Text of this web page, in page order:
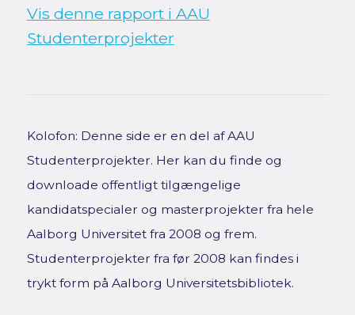
Vis denne rapport i AAU
Studenterprojekter
Kolofon: Denne side er en del af AAU
Studenterprojekter. Her kan du finde og
downloade offentligt tilgængelige
kandidatspecialer og masterprojekter fra hele
Aalborg Universitet fra 2008 og frem.
Studenterprojekter fra før 2008 kan findes i
trykt form på Aalborg Universitetsbibliotek.